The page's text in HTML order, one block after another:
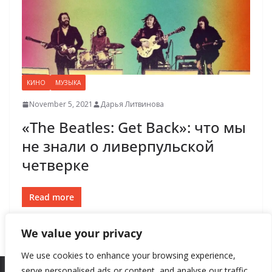
We value your privacy
We use cookies to enhance your browsing experience,
КИНО МУЗЫКА
November 5, 2021 Дарья Литвинова
«The Beatles: Get Back»: что мы
не знали о ливерпульской
четверке
Read more